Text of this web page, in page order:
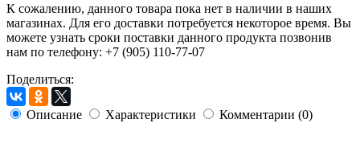
К сожалению, данного товара пока нет в наличии в наших
магазинах. Для его доставки потребуется некоторое время. Вы
можете узнать сроки поставки данного продукта позвонив
нам по телефону: +7 (905) 110-77-07
Поделиться:
Описание Характеристики Комментарии (0)